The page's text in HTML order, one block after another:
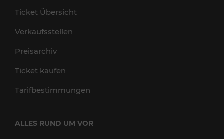
Ticket Übersicht
Verkaufsstellen
Preisarchiv
Ticket kaufen
Tarifbestimmungen
ALLES RUND UM VOR